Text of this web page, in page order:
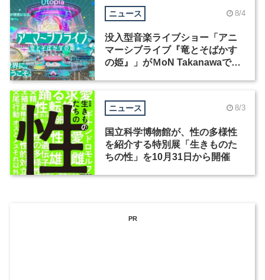
ニュース 8/4
没入型音楽ライブショー「アニ
マーシブライブ『竜とそばかす
の姫』」がＭoN Takanawaで開
ニュース 8/3
国立科学博物館が、性の多様性
を紹介する特別展「生きものた
ちの性」を10月31日から開催
PR